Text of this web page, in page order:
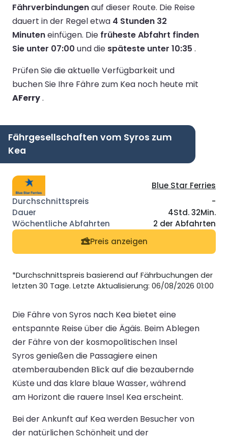
Fährverbindungenauf dieser Route. Die Reise
dauert in der Regel etwa 4 Stunden 32
Minuteneinfügen. Die früheste Abfahrt finden
Sie unter 07:00 und die späteste unter 10:35 .
Prüfen Sie die aktuelle Verfügbarkeit und
buchen Sie Ihre Fähre zum Kea noch heute mit
AFerry.
Fährgesellschaften vom Syros zum
Kea
Blue Star Ferries
-
4Std. 32Min.
2 der Abfahrten
Preis anzeigen
*Durchschnittspreis basierend auf Fährbuchungen der
letzten 30 Tage. Letzte Aktualisierung: 06/08/2026 01:00
Die Fähre von Syros nach Kea bietet eine
entspannte Reise über die Ägäis. Beim Ablegen
der Fähre von der kosmopolitischen Insel
Syros genießen die Passagiere einen
atemberaubenden Blick auf die bezaubernde
Küste und das klare blaue Wasser, während
am Horizont die rauere Insel Kea erscheint.
Bei der Ankunft auf Kea werden Besucher von
der natürlichen Schönheit und der